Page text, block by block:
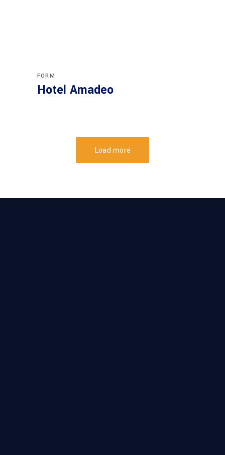
FORM
Hotel Amadeo
Load more